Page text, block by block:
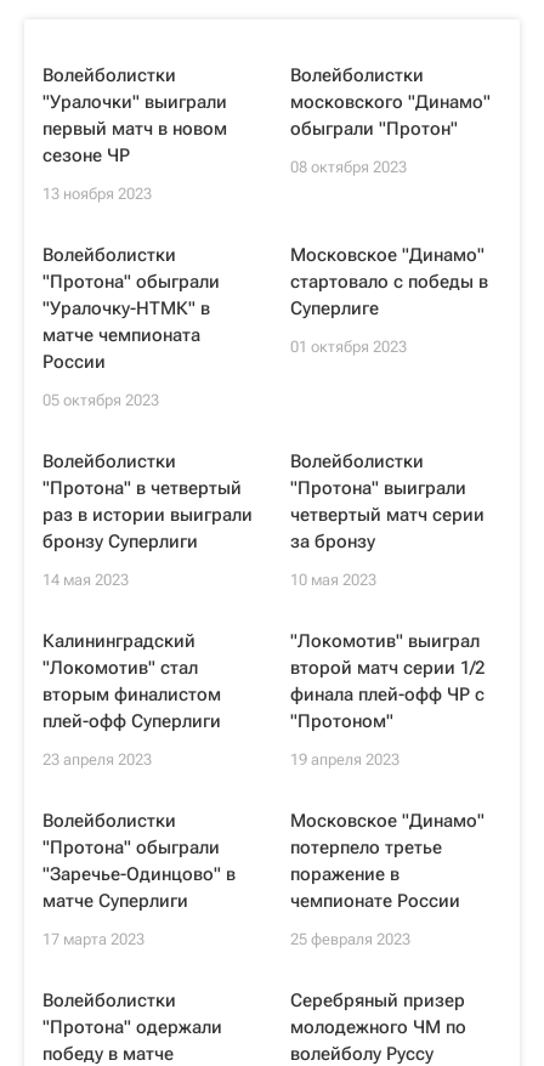
Волейболистки
"Уралочки" выиграли
первый матч в новом
сезоне ЧР
13 ноября 2023
Волейболистки
московского "Динамо"
обыграли "Протон"
08 октября 2023
Волейболистки
"Протона" обыграли
"Уралочку-НТМК" в
матче чемпионата
России
05 октября 2023
Московское "Динамо"
стартовало с победы в
Суперлиге
01 октября 2023
Волейболистки
"Протона" в четвертый
раз в истории выиграли
бронзу Суперлиги
14 мая 2023
Волейболистки
"Протона" выиграли
четвертый матч серии
за бронзу
10 мая 2023
Калининградский
"Локомотив" стал
вторым финалистом
плей-офф Суперлиги
23 апреля 2023
"Локомотив" выиграл
второй матч серии 1/2
финала плей-офф ЧР с
"Протоном"
19 апреля 2023
Волейболистки
"Протона" обыграли
"Заречье-Одинцово" в
матче Суперлиги
17 марта 2023
Московское "Динамо"
потерпело третье
поражение в
чемпионате России
25 февраля 2023
Волейболистки
"Протона" одержали
победу в матче
Серебряный призер
молодежного ЧМ по
волейболу Руссу